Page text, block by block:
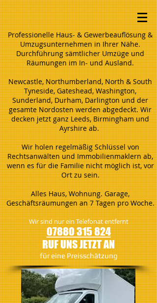
Professionelle Haus- & Gewerbeauflösung &
Umzugsunternehmen in Ihrer Nähe.
Durchführung sämtlicher Umzüge und
Räumungen im In- und Ausland.
Newcastle, Northumberland, North & South
Tyneside, Gateshead, Washington,
Sunderland, Durham, Darlington und der
gesamte Nordosten werden abgedeckt. Wir
decken jetzt ganz Leeds, Birmingham und
Ayrshire ab.
Wir holen regelmäßig Schlüssel von
Rechtsanwälten und Immobilienmaklern ab,
wenn es für die Familie nicht möglich ist, vor
Ort zu sein.
Alles Haus, Wohnung. Garage,
Geschäftsräumungen an 7 Tagen pro Woche.
Wir sind nur ein Telefonat entfernt
07880 315 824
RUF UNS JETZT AN
​für eine Preisschätzung